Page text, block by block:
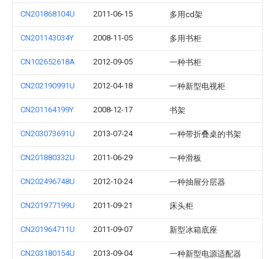
CN201868104U 2011-06-15 多用cd架
CN201143034Y 2008-11-05 多用书柜
CN102652618A 2012-09-05 一种书柜
CN202190991U 2012-04-18 一种新型电视柜
CN201164199Y 2008-12-17 书架
CN203073691U 2013-07-24 一种带折叠桌的书架
CN201880332U 2011-06-29 一种滑板
CN202496748U 2012-10-24 一种抽屉分层器
CN201977199U 2011-09-21 床头柜
CN201964711U 2011-09-07 新型冰箱底座
CN203180154U 2013-09-04 一种新型电源适配器